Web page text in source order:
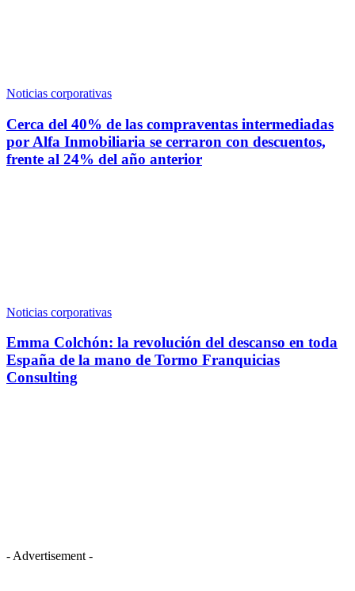
Noticias corporativas
Cerca del 40% de las compraventas intermediadas
por Alfa Inmobiliaria se cerraron con descuentos,
frente al 24% del año anterior
Noticias corporativas
Emma Colchón: la revolución del descanso en toda
España de la mano de Tormo Franquicias
Consulting
- Advertisement -